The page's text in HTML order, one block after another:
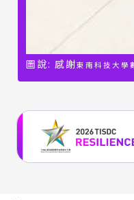
圖說: 感謝東南科技大學